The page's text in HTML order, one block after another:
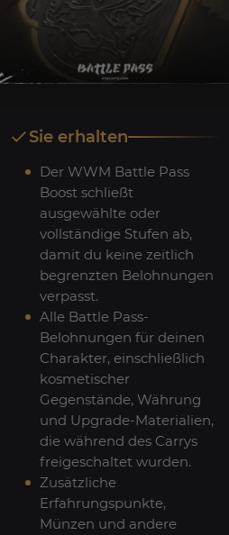
Sie erhalten
Der WWM Battle Pass
Boost schließt
ausgewählte oder
vollständige Stufen ab,
damit du keine zeitlich
begrenzten Belohnungen
verpasst.
Alle Battle Pass-
Belohnungen für deinen
Charakter, einschließlich
kosmetischer
Gegenstände, Währung
und Upgrade-Materialien,
die während des Carrys
freigeschaltet wurden.
Zusätzliche
Erfahrungspunkte,
Münzen und andere